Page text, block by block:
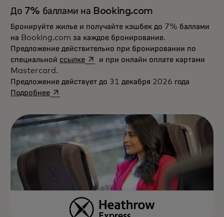
До 7% баллами на Booking.com
Бронируйте жилье и получайте кэшбек до 7% баллами
на Booking.com за каждое бронирование.
Предложение действительно при бронировании по
специальной ссылкеopens in a new tab
и при онлайн оплате картами
Mastercard.
Предложение действует до 31 декабря 2026 года
Подробнееopens in a new tab